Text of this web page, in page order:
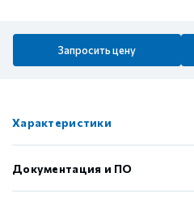
Запросить цену
Характеристики
Документация и ПО